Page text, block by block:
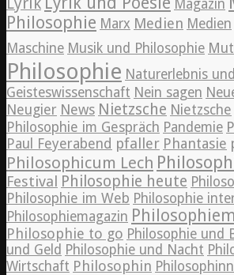
Magazin
Philosophie Marx Medien Medien
Maschine Musik und Philosophie Mut
Philosophie Naturerlebnis und
Geisteswissenschaft Nein sagen
Neugier News Nietzsche Nietzsche
Philosophie im Gespräch Pandemie
Paul Feyerabend pfaller Phantasie
Philosophicum Lech
Festival Philosophie heute
Philosophie im Web Philosophie
Philosophiemagazin
Philosophie to go Philosophie und
und Geld Philosophie und Nacht
Wirtschaft Philosophin